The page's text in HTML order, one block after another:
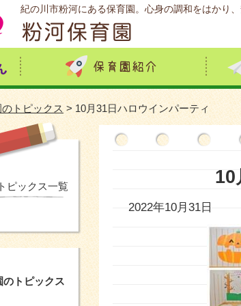
紀の川市粉河にある保育園。心身の調和をはかり
トピックス > 10月31日ハロウインパーティ
10
2022年10月31日
ピックス一覧
トピックス